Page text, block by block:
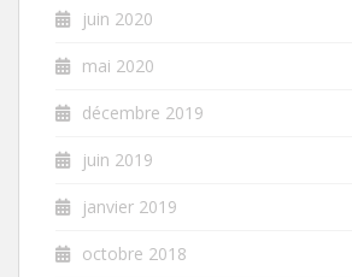
juin 2020
mai 2020
décembre 2019
juin 2019
janvier 2019
octobre 2018